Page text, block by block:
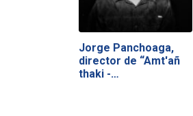
Jorge Panchoaga,
director de “Amt'añ
thaki -…